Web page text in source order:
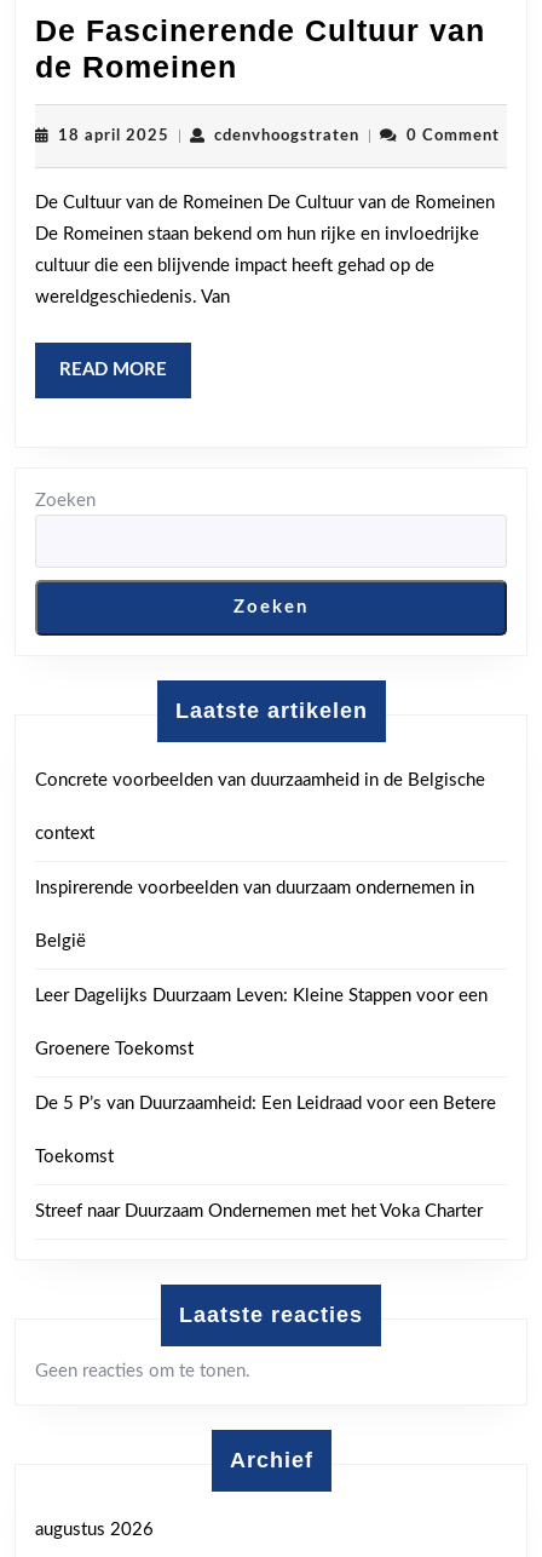
De Fascinerende Cultuur van
de Romeinen
Fascinerende
Cultuur
van
de
Romeinen
18 april 2025 18
cdenvhoogstratencdenvhoogstraten
0 Comment
De Cultuur van de Romeinen De Cultuur van de Romeinen
De Romeinen staan bekend om hun rijke en invloedrijke
cultuur die een blijvende impact heeft gehad op de
wereldgeschiedenis. Van
READ MORE
MORE
Zoeken
Zoeken
Laatste artikelen
Concrete voorbeelden van duurzaamheid in de Belgische
context
Inspirerende voorbeelden van duurzaam ondernemen in
België
Leer Dagelijks Duurzaam Leven: Kleine Stappen voor een
Groenere Toekomst
De 5 P’s van Duurzaamheid: Een Leidraad voor een Betere
Toekomst
Streef naar Duurzaam Ondernemen met het Voka Charter
Laatste reacties
Geen reacties om te tonen.
Archief
augustus 2026